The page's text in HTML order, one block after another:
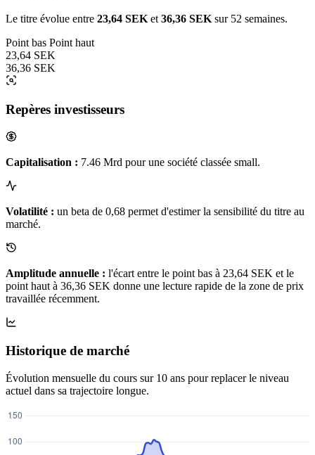
Le titre évolue entre 23,64 SEK et 36,36 SEK sur 52 semaines.
Point bas Point haut
23,64 SEK
36,36 SEK
Repères investisseurs
Capitalisation : 7.46 Mrd pour une société classée small.
Volatilité : un beta de 0,68 permet d'estimer la sensibilité du titre au
marché.
Amplitude annuelle : l'écart entre le point bas à 23,64 SEK et le
point haut à 36,36 SEK donne une lecture rapide de la zone de prix
travaillée récemment.
Historique de marché
Évolution mensuelle du cours sur 10 ans pour replacer le niveau
actuel dans sa trajectoire longue.